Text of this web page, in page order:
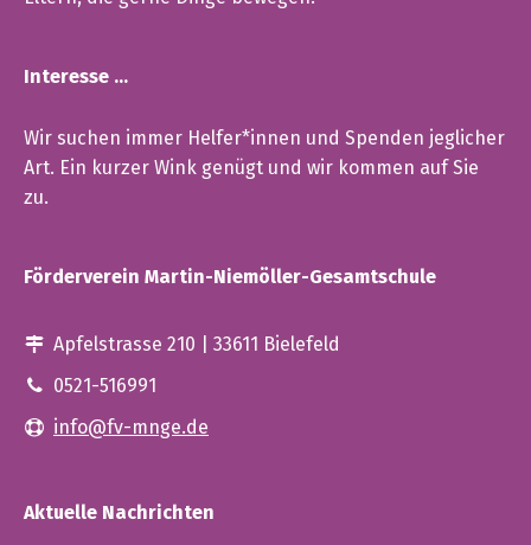
Interesse …
Wir suchen immer Helfer*innen und Spenden jeglicher
Art. Ein kurzer Wink genügt und wir kommen auf Sie
zu.
Förderverein Martin-Niemöller-Gesamtschule
Apfelstrasse 210 | 33611 Bielefeld
0521-516991
info@fv-mnge.de
Aktuelle Nachrichten